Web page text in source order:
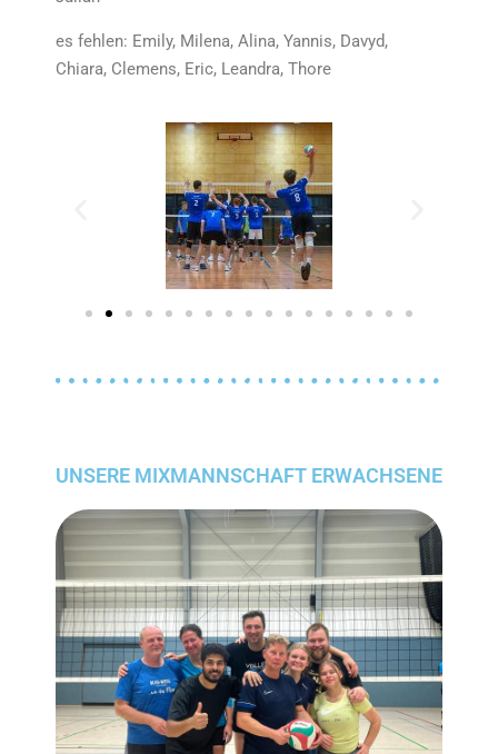
es fehlen: Emily, Milena, Alina, Yannis, Davyd,
Chiara, Clemens, Eric, Leandra, Thore
UNSERE MIXMANNSCHAFT ERWACHSENE​